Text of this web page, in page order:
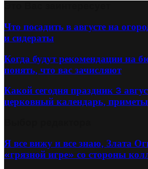
Что посадить в августе на
и сидераты
Когда будут рекомендации на
понять, что вас зачисляют
Какой сегодня праздник 3
церковный календарь,
Я все вижу и все знаю, Злата
«грязной игре» со стороны